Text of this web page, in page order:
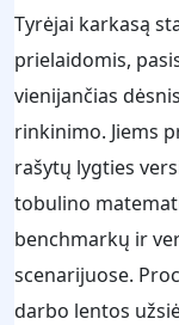
Tyrėjai karkasą
prielaidomis,
vienijančias
rinkinimo. Jiems
rašytų lygties
tobulino
benchmarkų ir
scenarijuose.
darbo lentos